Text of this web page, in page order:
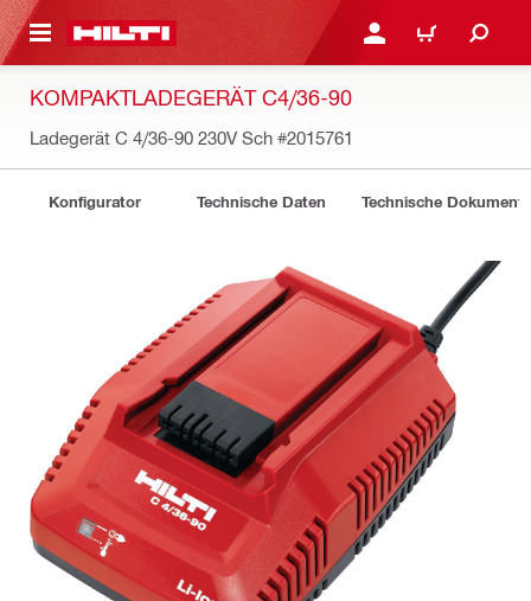
ANMELDEN ODER
WARENKORB
KOMPAKTLADEGERÄT C4/36-90
Ladegerät C 4/36-90 230V Sch #2015761
Konfigurator Technische Daten Technische Dokumente